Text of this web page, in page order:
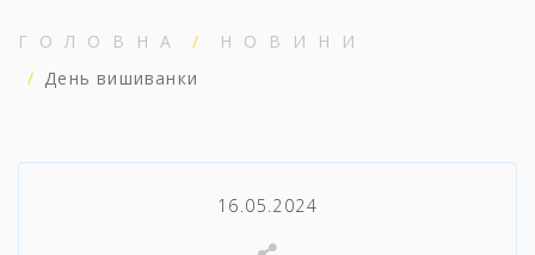
ГОЛОВНА
НОВИНИ
День вишиванки
16.05.2024